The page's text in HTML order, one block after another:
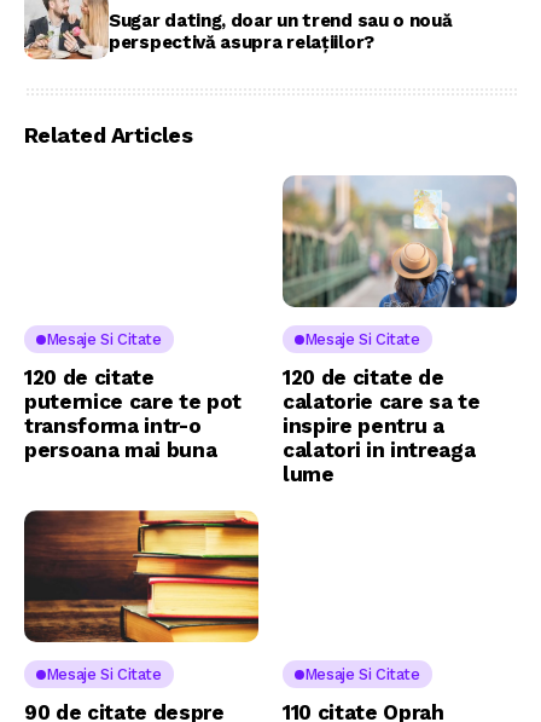
Sugar dating, doar un trend sau o nouă
perspectivă asupra relațiilor?
Related Articles
Mesaje Si Citate
120 de citate
puternice care te pot
transforma intr-o
persoana mai buna
Mesaje Si Citate
120 de citate de
calatorie care sa te
inspire pentru a
calatori in intreaga
lume
Mesaje Si Citate
90 de citate despre
Mesaje Si Citate
110 citate Oprah